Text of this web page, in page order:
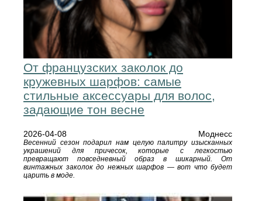
От французских заколок до
кружевных шарфов: самые
стильные аксессуары для волос,
задающие тон весне
2026-04-08 Моднесс
Весенний сезон подарил нам целую палитру изысканных
украшений для причесок, которые с легкостью
превращают повседневный образ в шикарный. От
винтажных заколок до нежных шарфов — вот что будет
царить в моде.